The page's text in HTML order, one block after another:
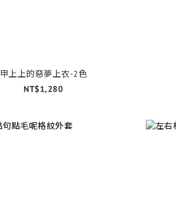
甲上上的惡夢上衣-2色
NT$1,280